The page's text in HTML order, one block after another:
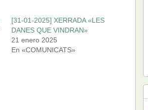
[31-01-2025] XERRADA «LES
DANES QUE VINDRAN»
21 enero 2025
En «COMUNICATS»